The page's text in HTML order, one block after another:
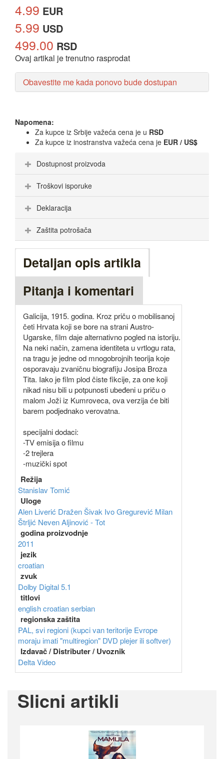
4.99 EUR
5.99 USD
499.00 RSD
Ovaj artikal je trenutno rasprodat
Obavestite me kada ponovo bude dostupan
Napomena:
Za kupce iz Srbije važeća cena je u RSD
Za kupce iz inostranstva važeća cena je EUR / US$
Dostupnost proizvoda
Troškovi isporuke
Deklaracija
Zaštita potrošača
Detaljan opis artikla
Pitanja i komentari
Galicija, 1915. godina. Kroz priču o mobilisanoj
četi Hrvata koji se bore na strani Austro-
Ugarske, film daje alternativno pogled na istoriju.
Na neki način, zamena identiteta u vrtlogu rata,
na tragu je jedne od mnogobrojnih teorija koje
osporavaju zvaničnu biografiju Josipa Broza
Tita. Iako je film plod čiste fikcije, za one koji
nikad nisu bili u potpunosti ubeđeni u priču o
malom Joži iz Kumroveca, ova verzija će biti
barem podjednako verovatna.
specijalni dodaci:
-TV emisija o filmu
-2 trejlera
-muzički spot
Režija
Stanislav Tomić
Uloge
Alen Liverić Dražen Šivak Ivo Gregurević Milan
Štrljić Neven Aljinović - Tot
godina proizvodnje
2011
jezik
croatian
zvuk
Dolby Digital 5.1
titlovi
englishcroatianserbian
regionska zaštita
PAL, svi regioni (kupci van teritorije Evrope
moraju imati "multiregion" DVD plejer ili softver)
Izdavač / Distributer / Uvoznik
Delta Video
Slicni artikli